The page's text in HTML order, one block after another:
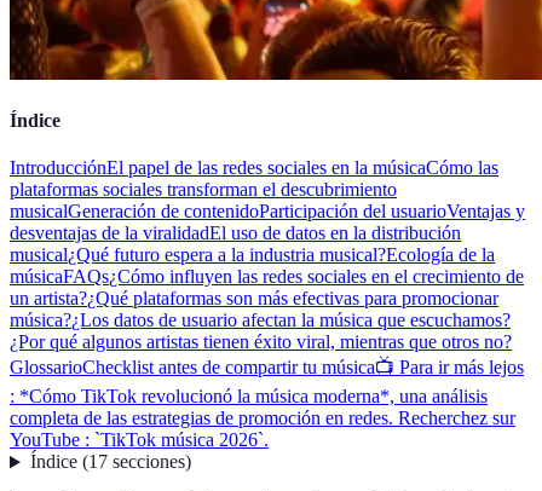
Índice
IntroducciónEl papel de las redes sociales en la músicaCómo las
plataformas sociales transforman el descubrimiento
musicalGeneración de contenidoParticipación del usuarioVentajas y
desventajas de la viralidadEl uso de datos en la distribución
musical¿Qué futuro espera a la industria musical?Ecología de la
músicaFAQs¿Cómo influyen las redes sociales en el crecimiento de
un artista?¿Qué plataformas son más efectivas para promocionar
música?¿Los datos de usuario afectan la música que escuchamos?
¿Por qué algunos artistas tienen éxito viral, mientras que otros no?
GlossarioChecklist antes de compartir tu música📺 Para ir más lejos
: *Cómo TikTok revolucionó la música moderna*, una análisis
completa de las estrategias de promoción en redes. Recherchez sur
YouTube : `TikTok música 2026`.
Índice(17 secciones)